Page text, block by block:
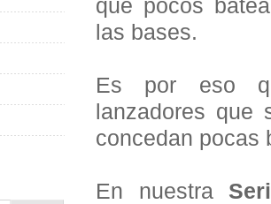
que pocos
las bases.
Es por eso
lanzadores que
concedan pocas
En nuestra